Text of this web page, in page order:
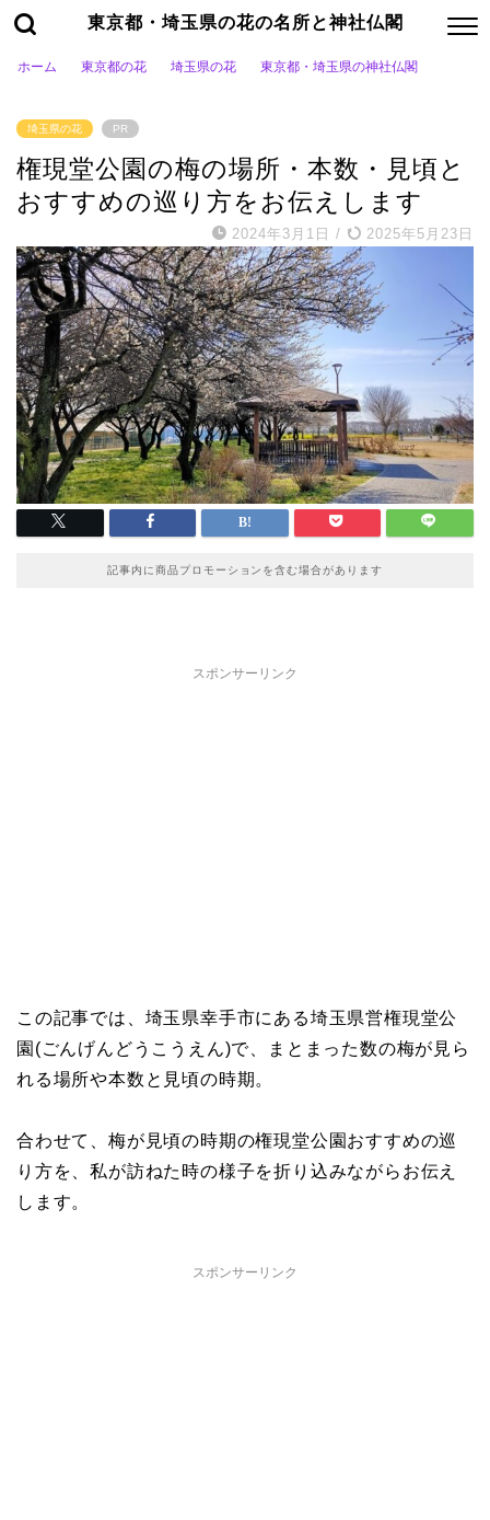
東京都・埼玉県の花の名所と神社仏閣
ホーム 東京都の花 埼玉県の花 東京都・埼玉県の神社仏閣
埼玉県の花 PR
権現堂公園の梅の場所・本数・見頃と
おすすめの巡り方をお伝えします
2024年3月1日 / 2025年5月23日
記事内に商品プロモーションを含む場合があります
スポンサーリンク
この記事では、埼玉県幸手市にある埼玉県営権現堂公
園(ごんげんどうこうえん)で、まとまった数の梅が見ら
れる場所や本数と見頃の時期。
合わせて、梅が見頃の時期の権現堂公園おすすめの巡
り方を、私が訪ねた時の様子を折り込みながらお伝え
します。
スポンサーリンク